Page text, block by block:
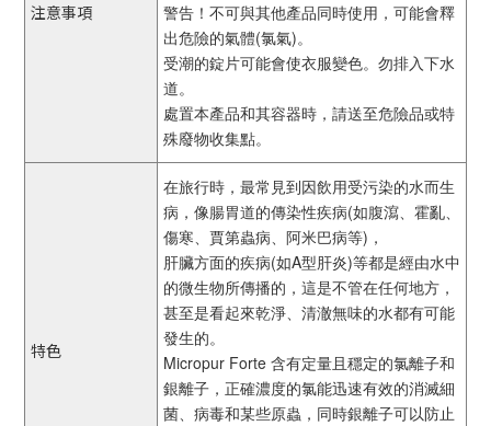
注意事項
警告！不可與其他產品同時使用，可能會釋
出危險的氣體(氯氣)。
受潮的錠片可能會使衣服變色。勿排入下水
道。
處置本產品和其容器時，請送至危險品或特
殊廢物收集點。
特色
在旅行時，最常見到因飲用受污染的水而生
病，像腸胃道的傳染性疾病(如腹瀉、霍亂、
傷寒、賈第蟲病、阿米巴病等)，
肝臟方面的疾病(如A型肝炎)等都是經由水中
的微生物所傳播的，這是不管在任何地方，
甚至是看起來乾淨、清澈無味的水都有可能
發生的。
Micropur Forte 含有定量且穩定的氯離子和
銀離子，正確濃度的氯能迅速有效的消滅細
菌、病毒和某些原蟲，同時銀離子可以防止